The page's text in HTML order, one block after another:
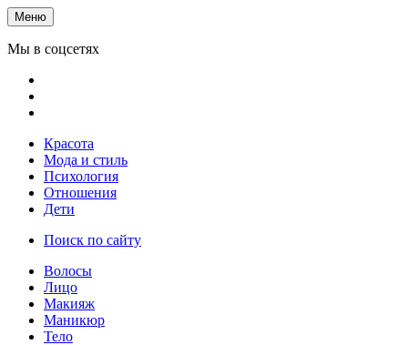
Меню
Мы в соцсетях
Красота
Мода и стиль
Психология
Отношения
Дети
Поиск по сайту
Волосы
Лицо
Макияж
Маникюр
Тело